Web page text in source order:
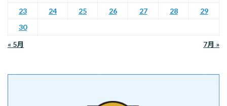
23
24 25 26 27 28
29
30
« 5月
7月 »